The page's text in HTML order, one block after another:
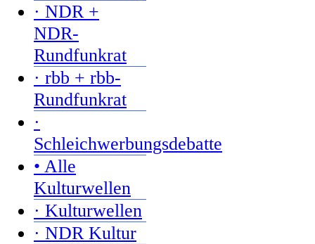
· NDR +
NDR-
Rundfunkrat
· rbb + rbb-
Rundfunkrat
·
Schleichwerbungsdebatte
• Alle
Kulturwellen
· Kulturwellen
· NDR Kultur